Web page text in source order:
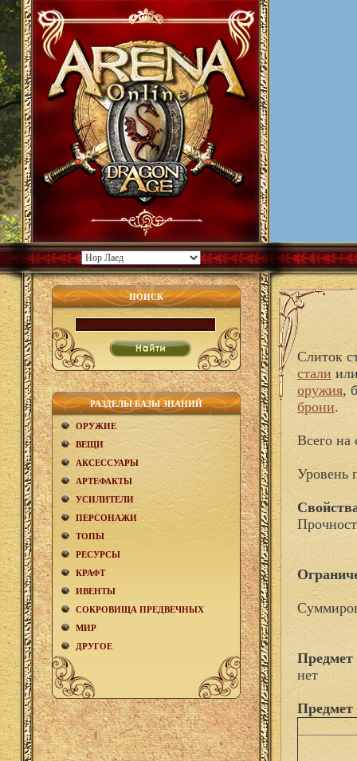
ПОИСК
РАЗДЕЛЫ БАЗЫ ЗНАНИЙ
ОРУЖИЕ
ВЕЩИ
АКCЕСCУАРЫ
АРТЕФАКТЫ
УСИЛИТЕЛИ
ПЕРСОНАЖИ
ТОПЫ
РЕСУРСЫ
КРАФТ
ИВЕНТЫ
СОКРОВИЩА ПРЕДВЕЧНЫХ
МИР
ДРУГОЕ
Слиток
стали
оружия,
брони.
Всего на
Уровень
Предмет
нет